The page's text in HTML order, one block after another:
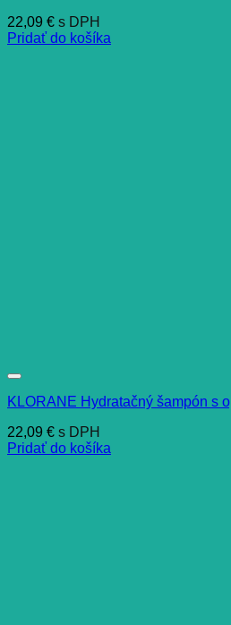
22,09 € s DPH
Pridať do košíka
KLORANE Hydratačný šampón s
22,09 € s DPH
Pridať do košíka